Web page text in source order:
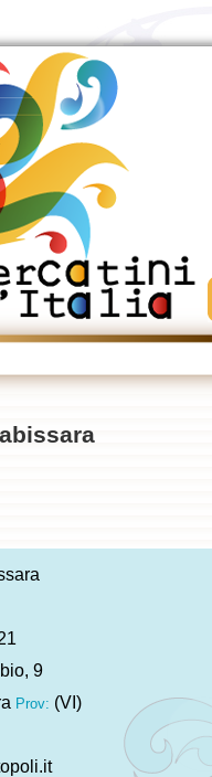
9
Prov: (VI)